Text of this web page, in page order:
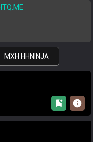
MXH HHNINJA
bookmark_add info